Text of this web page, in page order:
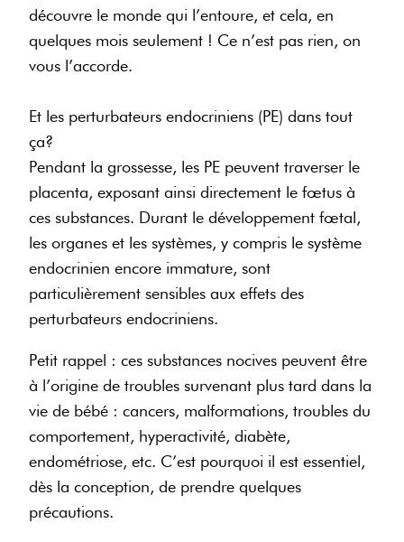
découvre le monde qui l’entoure, et cela, en
quelques mois seulement ! Ce n’est pas rien, on
vous l’accorde.
Et les perturbateurs endocriniens (PE) dans tout
ça?
Pendant la grossesse, les PE peuvent traverser le
placenta, exposant ainsi directement le fœtus à
ces substances. Durant le développement fœtal,
les organes et les systèmes, y compris le système
endocrinien encore immature, sont
particulièrement sensibles aux effets des
perturbateurs endocriniens.
Petit rappel : ces substances nocives peuvent être
à l’origine de troubles survenant plus tard dans la
vie de bébé :cancers, malformations, troubles du
comportement, hyperactivité, diabète,
endométriose, etc. C’est pourquoi il est essentiel,
dès la conception, de prendre quelques
précautions.